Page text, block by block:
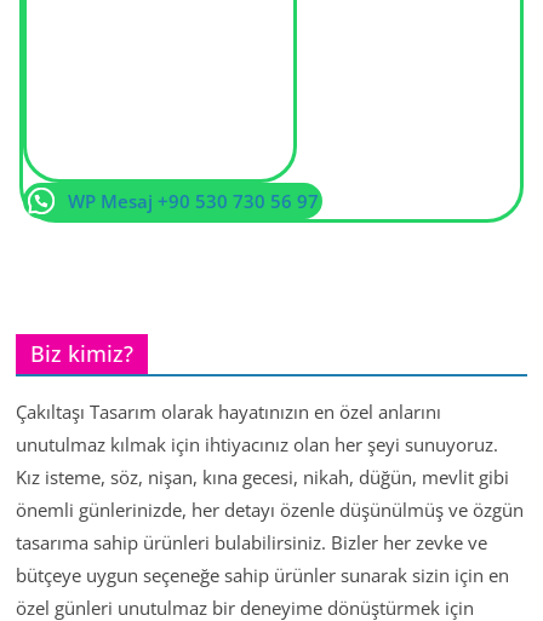
WP Mesaj +90 530 730 56 97
Biz kimiz?
Çakıltaşı Tasarım olarak hayatınızın en özel anlarını
unutulmaz kılmak için ihtiyacınız olan her şeyi sunuyoruz.
Kız isteme, söz, nişan, kına gecesi, nikah, düğün, mevlit gibi
önemli günlerinizde, her detayı özenle düşünülmüş ve özgün
tasarıma sahip ürünleri bulabilirsiniz. Bizler her zevke ve
bütçeye uygun seçeneğe sahip ürünler sunarak sizin için en
özel günleri unutulmaz bir deneyime dönüştürmek için